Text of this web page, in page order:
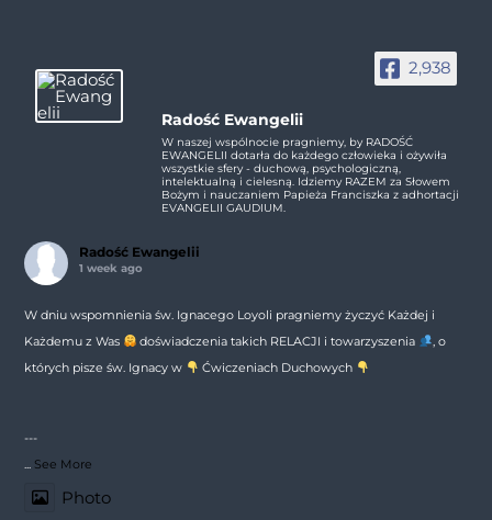
2,938
Radość Ewangelii
W naszej wspólnocie pragniemy, by RADOŚĆ
EWANGELII dotarła do każdego człowieka i ożywiła
wszystkie sfery - duchową, psychologiczną,
intelektualną i cielesną. Idziemy RAZEM za Słowem
Bożym i nauczaniem Papieża Franciszka z adhortacji
EVANGELII GAUDIUM.
Radość Ewangelii
1 week ago
W dniu wspomnienia św. Ignacego Loyoli pragniemy życzyć Każdej i
Każdemu z Was
doświadczenia takich RELACJI i towarzyszenia
, o
których pisze św. Ignacy w
Ćwiczeniach Duchowych
---
See More
Photo